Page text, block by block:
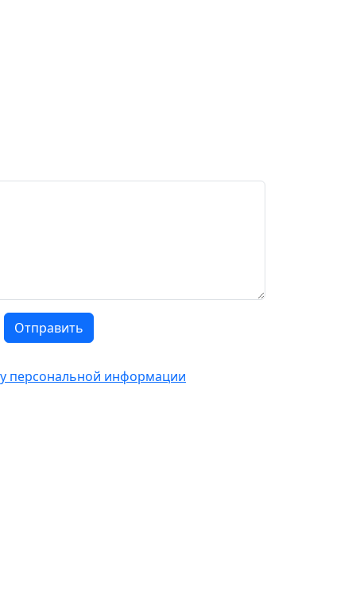
Отправить
персональной информации